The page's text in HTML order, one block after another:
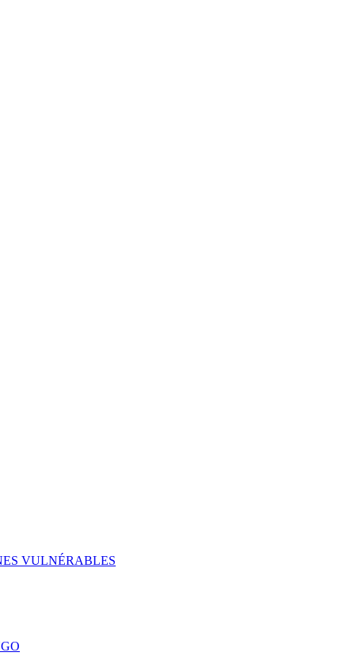
VULNÉRABLES